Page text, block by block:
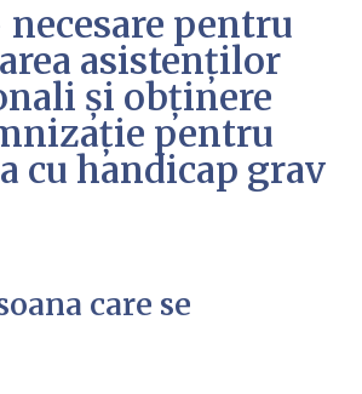
pentru
asistenților
și obținere
pentru
cu handicap grav
care se